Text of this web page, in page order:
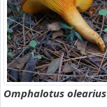
Omphalotus olearius